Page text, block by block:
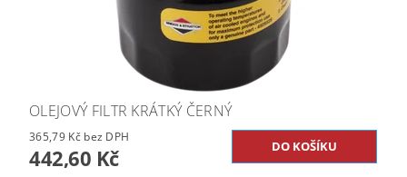
OLEJOVÝ FILTR KRÁTKÝ ČERNÝ
365,79 Kč bez DPH
442,60 Kč